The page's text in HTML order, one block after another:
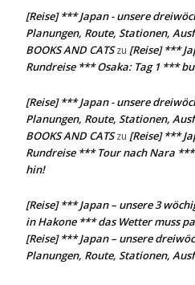
[Reise] *** Japan - unsere
Planungen, Route, Stationen,
BOOKS AND CATSzu [Reise] ***
Rundreise *** Osaka: Tag 1 ***
[Reise] *** Japan - unsere
Planungen, Route, Stationen,
BOOKS AND CATSzu [Reise] ***
Rundreise *** Tour nach Nara
hin!
[Reise] *** Japan – unsere 3
in Hakone *** das Wetter muss
[Reise] *** Japan – unsere
Planungen, Route, Stationen,